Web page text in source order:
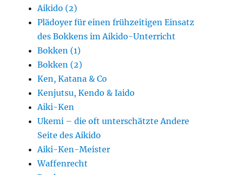
Aikido (2)
Plädoyer für einen frühzeitigen Einsatz
des Bokkens im Aikido-Unterricht
Bokken (1)
Bokken (2)
Ken, Katana & Co
Kenjutsu, Kendo & Iaido
Aiki-Ken
Ukemi – die oft unterschätzte Andere
Seite des Aikido
Aiki-Ken-Meister
Waffenrecht